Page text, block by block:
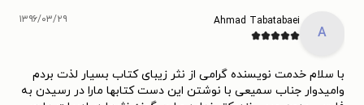
A
Ahmad Tabatabaei ۱۳۹۶/۰۳/۲۹
با سلام خدمت نویسنده گرامی از نثر زیبای کتاب بسیار لذت بردم
وامیدوار جناب سمیعی با نوشتن این دست کتابها مارا در رسیدن به